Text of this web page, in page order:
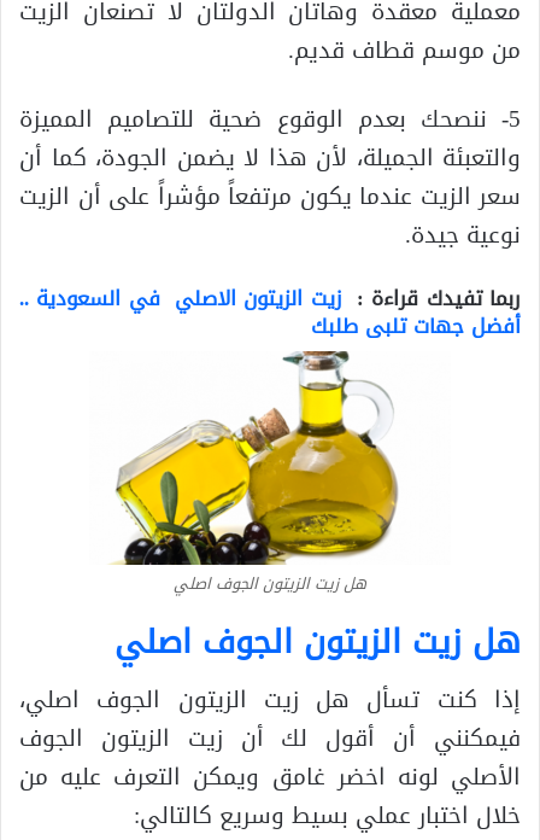
معملية معقدة وهاتان الدولتان لا تصنعان الزيت
من موسم قطاف قديم.
5- ننصحك بعدم الوقوع ضحية للتصاميم المميزة
والتعبئة الجميلة، لأن هذا لا يضمن الجودة، كما أن
سعر الزيت عندما يكون مرتفعاً مؤشراً على أن الزيت
نوعية جيدة.
ربما تفيدك قراءة : زيت الزيتون الاصلي في السعودية ..
أفضل جهات تلبى طلبك
هل زيت الزيتون الجوف اصلي
هل زيت الزيتون الجوف اصلي
إذا كنت تسأل هل زيت الزيتون الجوف اصلي،
فيمكنني أن أقول لك أن زيت الزيتون الجوف
الأصلي لونه اخضر غامق ويمكن التعرف عليه من
خلال اختبار عملي بسيط وسريع كالتالي: